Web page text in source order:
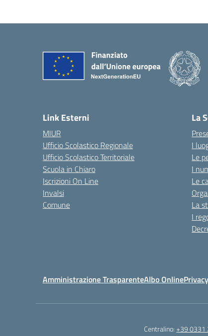
Link Esterni
MIUR
Ufficio Scolastico Regionale
Ufficio Scolastico Territoriale
Scuola in Chiaro
Iscrizioni On Line
Invalsi
Comune
La
I
Le
I
Le
La
I
Amministrazione TrasparenteAlbo Online
Centralino:+39 0331